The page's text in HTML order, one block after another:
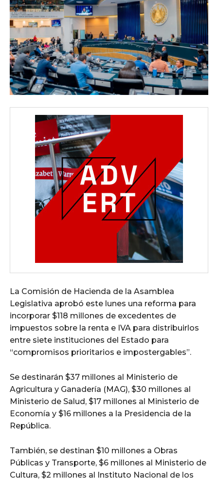
La Comisión de Hacienda de la Asamblea
Legislativa aprobó este lunes una reforma para
incorporar $118 millones de excedentes de
impuestos sobre la renta e IVA para distribuirlos
entre siete instituciones del Estado para
“compromisos prioritarios e impostergables”.
Se destinarán $37 millones al Ministerio de
Agricultura y Ganadería (MAG), $30 millones al
Ministerio de Salud, $17 millones al Ministerio de
Economía y $16 millones a la Presidencia de la
República.
También, se destinan $10 millones a Obras
Públicas y Transporte, $6 millones al Ministerio de
Cultura, $2 millones al Instituto Nacional de los